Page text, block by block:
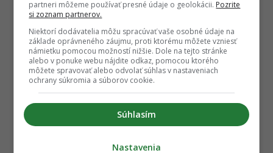
Startitup
Bratislave ožíva: Do súťaže o Zváračák sa
partneri môžeme používať presné údaje o geolokácii. Pozrite
si zoznam partnerov.
Niektorí dodávatelia môžu spracúvať vaše osobné údaje na
základe oprávneného záujmu, proti ktorému môžete vzniesť
námietku pomocou možností nižšie. Dole na tejto stránke
alebo v ponuke webu nájdite odkaz, pomocou ktorého
môžete spravovať alebo odvolať súhlas v nastaveniach
ochrany súkromia a súborov cookie.
Súhlasím
Nastavenia